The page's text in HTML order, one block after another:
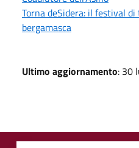
Torna deSidera: il festival
bergamasca
Ultimo aggiornamento: 30